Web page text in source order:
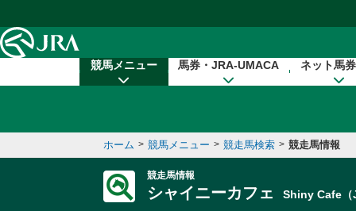
競馬メニュー 馬券・JRA-UMACA ネット馬
ホーム > 競馬メニュー > 競走馬検索 > 競走馬情報
競走馬情報
シャイニーカフェ Shiny Cafe（